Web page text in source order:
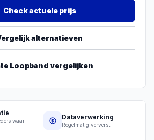
Check actuele prijs
alternatieven
Loopband vergelijken
waar
Dataverwerking
Regelmatig ververst